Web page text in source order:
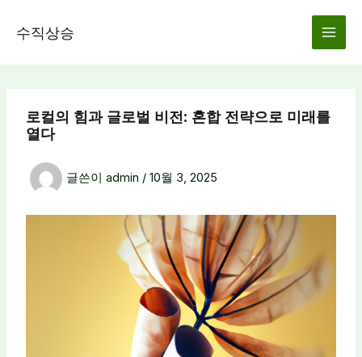
수직상승
로컬의 힘과 글로벌 비전: 혼합 전략으로 미래를
열다
글쓴이 admin / 10월 3, 2025